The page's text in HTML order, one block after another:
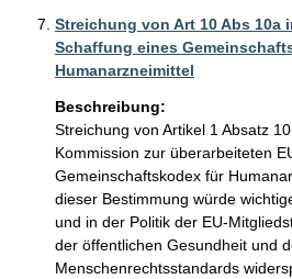
Streichung von Art 10 Abs 10a
Schaffung eines
Humanarzneimittel
Beschreibung:
Streichung von Artikel 1 Absatz
Kommission zur überarbeiteten
Gemeinschaftskodex für
dieser Bestimmung würde
und in der Politik der EU-
der öffentlichen Gesundheit und
Menschenrechtsstandards